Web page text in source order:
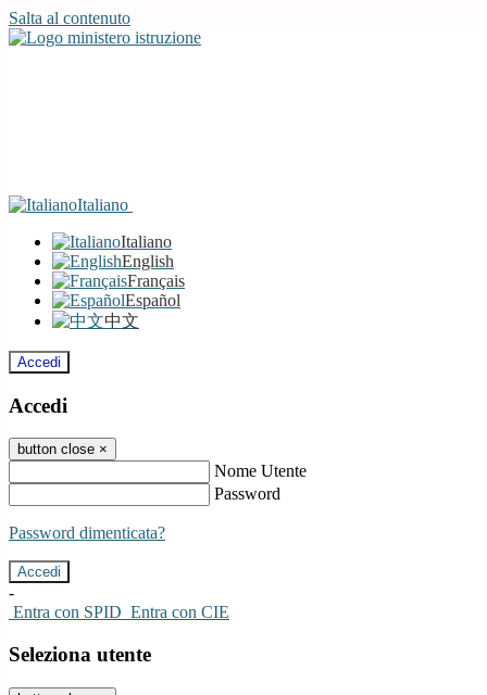
Salta al contenuto
Italiano
Italiano
English
Français
Español
中文
Accedi
Accedi
button close ×
Nome Utente
Password
Password dimenticata?
-
Entra con SPID Entra con CIE
Seleziona utente